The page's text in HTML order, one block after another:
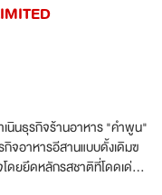
เนินธุรกิจร้านอาหาร "คำพูน"
จอาหารอีสานแบบดั้งเดิมฃ
ดยยึดหลักรสชาติที่โดดเด่น